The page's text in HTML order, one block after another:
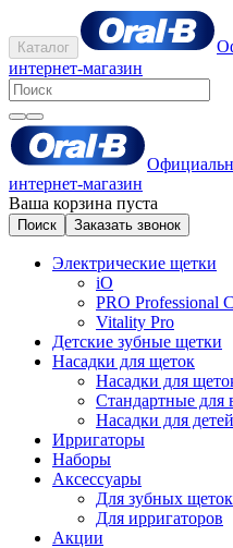
Каталог
интернет-магазин
интернет-магазин
Ваша корзина пуста
Поиск Заказать звонок
Электрические щетки
iO
PRO Professional
Vitality Pro
Детские зубные щетки
Насадки для щеток
Насадки для
Стандартные для
Насадки для детей
Ирригаторы
Наборы
Аксессуары
Для зубных щеток
Для ирригаторов
Акции